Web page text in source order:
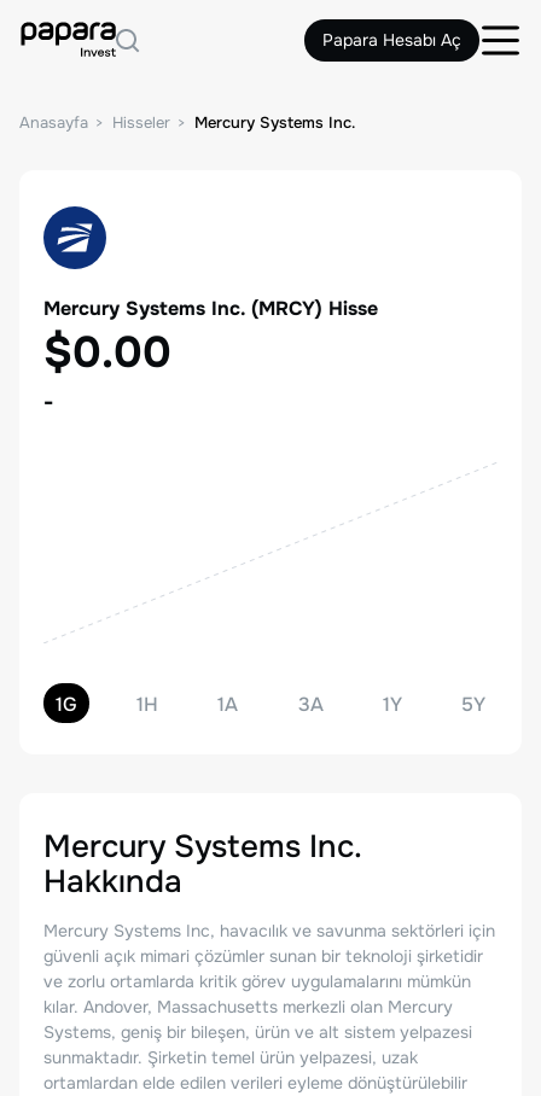
Papara Hesabı Aç
Anasayfa Hisseler Mercury Systems Inc.
Mercury Systems Inc. (MRCY) Hisse
$0.00
-
1G 1H 1A 3A 1Y 5Y
Mercury Systems Inc.
Hakkında
Mercury Systems Inc, havacılık ve savunma sektörleri için
güvenli açık mimari çözümler sunan bir teknoloji şirketidir
ve zorlu ortamlarda kritik görev uygulamalarını mümkün
kılar. Andover, Massachusetts merkezli olan Mercury
Systems, geniş bir bileşen, ürün ve alt sistem yelpazesi
sunmaktadır. Şirketin temel ürün yelpazesi, uzak
ortamlardan elde edilen verileri eyleme dönüştürülebilir